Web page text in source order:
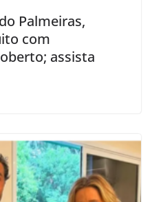
Palmeiras,
com
assista